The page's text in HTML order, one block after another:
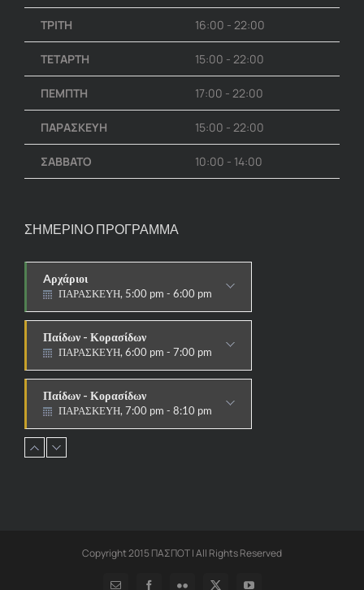
ΤΡΙΤΗ 16:00 - 22:00
ΤΕΤΑΡΤΗ 15:00 - 22:00
ΠΕΜΠΤΗ 17:00 - 22:00
ΠΑΡΑΣΚΕΥΗ 15:00 - 22:00
ΣΑΒΒΑΤΟ 10:00 - 14:00
ΣΗΜΕΡΙΝΟ ΠΡΟΓΡΑΜΜΑ
Aρχάριοι
ΠΑΡΑΣΚΕΥΗ, 5:00 pm - 6:00 pm
ΠΑΡΑΔΟΣΙΑΚΟ
Παίδων - Κορασίδων
ΠΑΡΑΣΚΕΥΗ, 6:00 pm - 7:00 pm
ΠΑΡΑΔΟΣΙΑΚΟ
Παίδων - Κορασίδων
ΠΑΡΑΣΚΕΥΗ, 7:00 pm - 8:10 pm
ΑΓΩΝΙΣΤΙΚΟ
Εφήβων - Νεανίδων
ΑΓΩΝΙΣΤΙΚΟCopyright 2015 ΠΑΣΠΟΤ | All Rights Reserved